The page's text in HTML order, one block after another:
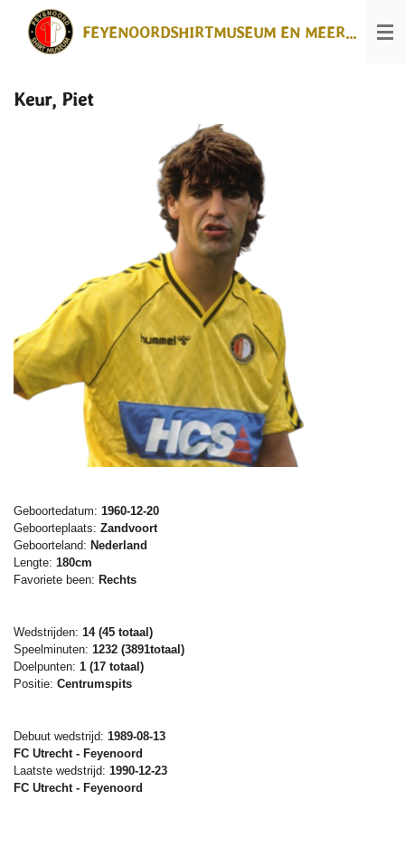
direct
FEYENOORDSHIRTMUSEUM EN MEER...
Keur, Piet
Geboortedatum: 1960-12-20
Geboorteplaats: Zandvoort
Geboorteland: Nederland
Lengte: 180cm
Favoriete been: Rechts
Wedstrijden: 14 (45 totaal)
Speelminuten: 1232 (3891totaal)
Doelpunten: 1 (17 totaal)
Positie: Centrumspits
Debuut wedstrijd: 1989-08-13
FC Utrecht - Feyenoord
Laatste wedstrijd: 1990-12-23
FC Utrecht - Feyenoord